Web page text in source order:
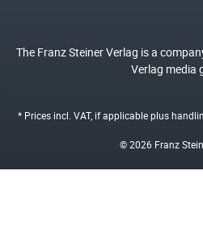
The Franz Steiner Verlag is a
Verlag media
* Prices incl. VAT, if applicable plus
© 2026 Franz